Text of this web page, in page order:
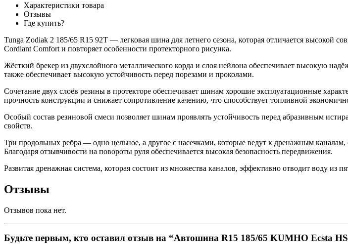
Характеристики товара
Отзывы
Где купить?
Tunga Zodiak 2 185/65 R15 92T — легковая шина для летнего сезона, которая отличается
Cordiant Comfort и повторяет особенности протекторного рисунка.
Жёсткий брекер из двухслойного металлического корда и слоя нейлона обеспечивает высокую
также обеспечивает высокую устойчивость перед порезами и проколами.
Сочетание двух слоёв резины в протекторе обеспечивает шинам хорошие эксплуатационные
прочность конструкции и снижает сопротивление качению, что способствует топливной
Особый состав резиновой смеси позволяет шинам проявлять устойчивость перед абразивным
свойств.
Три продольных ребра — одно цельное, а другое с насечками, которые ведут к дренажным
Благодаря отзывчивости на повороты руля обеспечивается высокая безопасность передвижения.
Развитая дренажная система, которая состоит из множества каналов, эффективно отводит воду из
Отзывы
Отзывов пока нет.
Будьте первым, кто оставил отзыв на “Автошина R15 185/65 KUMHO Ecsta